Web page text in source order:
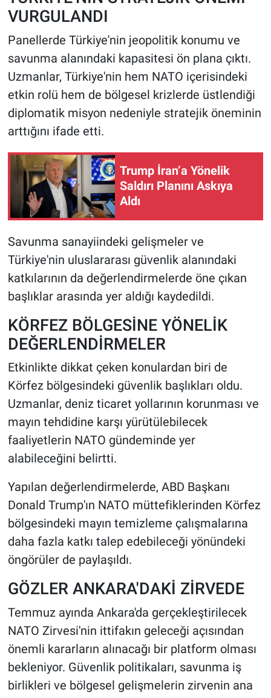
VURGULANDI
Panellerde Türkiye'nin jeopolitik konumu ve
savunma alanındaki kapasitesi ön plana çıktı.
Uzmanlar, Türkiye'nin hem NATO içerisindeki
etkin rolü hem de bölgesel krizlerde üstlendiği
diplomatik misyon nedeniyle stratejik öneminin
arttığını ifade etti.
Trump İran’a Yönelik
Saldırı Planını Askıya
Aldı
Savunma sanayiindeki gelişmeler ve
Türkiye'nin uluslararası güvenlik alanındaki
katkılarının da değerlendirmelerde öne çıkan
başlıklar arasında yer aldığı kaydedildi.
KÖRFEZ BÖLGESİNE YÖNELİK
DEĞERLENDİRMELER
Etkinlikte dikkat çeken konulardan biri de
Körfez bölgesindeki güvenlik başlıkları oldu.
Uzmanlar, deniz ticaret yollarının korunması ve
mayın tehdidine karşı yürütülebilecek
faaliyetlerin NATO gündeminde yer
alabileceğini belirtti.
Yapılan değerlendirmelerde, ABD Başkanı
Donald Trump'ın NATO müttefiklerinden Körfez
bölgesindeki mayın temizleme çalışmalarına
daha fazla katkı talep edebileceği yönündeki
öngörüler de paylaşıldı.
GÖZLER ANKARA'DAKİ ZİRVEDE
Temmuz ayında Ankara'da gerçekleştirilecek
NATO Zirvesi'nin ittifakın geleceği açısından
önemli kararların alınacağı bir platform olması
bekleniyor. Güvenlik politikaları, savunma iş
birlikleri ve bölgesel gelişmelerin zirvenin ana